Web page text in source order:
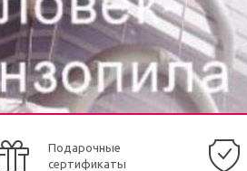
Подарочные
сертификаты